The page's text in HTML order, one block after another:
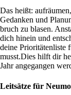
Das heißt:
Gedanken und
bruch zu blasen.
dich hinein und
deine Prio­ri­tä­ten­liste
musst.Dies hilft dir
Jahr ange­gangen
Leitsätze für